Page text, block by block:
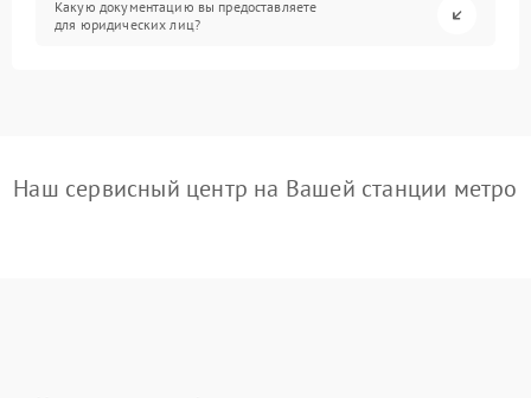
Какую документацию вы предоставляете
для юридических лиц?
Наш сервисный центр на Вашей станции метро